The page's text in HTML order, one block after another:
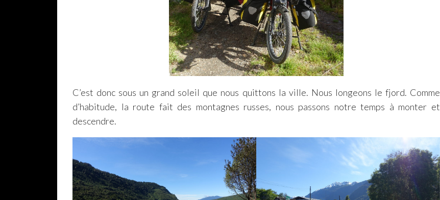
C’est donc sous un grand soleil que nous quittons la ville. Nous longeons le fjord. Comme
d’habitude, la route fait des montagnes russes, nous passons notre temps à monter et
descendre.